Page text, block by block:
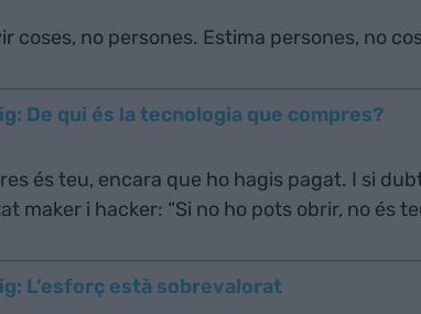
coses, no persones. Estima persones, no
De qui és la tecnologia que compres?
és teu, encara que ho hagis pagat. I si
maker i hacker: “Si no ho pots obrir, no és
L’esforç està sobrevalorat